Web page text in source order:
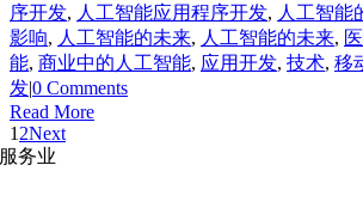
序开发, 人工智能应用程序开发, 人工智能
影响, 人工智能的未来, 人工智能的未来,
能, 商业中的人工智能, 应用开发, 技术, 移
发|0 Comments
Read More
1 2Next
服务业